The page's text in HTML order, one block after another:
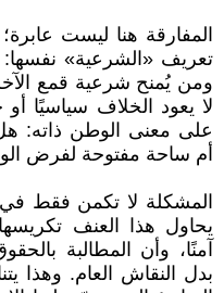
المفارقة هنا ليست
تعريف «الشرعية»
ومن يُمنح شرعية قمع
لا يعود الخلاف سياسيًا
على معنى الوطن ذاته:
أم ساحة مفتوحة لفرض
المشكلة لا تكمن فقط
يحاول هذا العنف
آمنًا، وأن المطالبة
بدل النقاش العام.